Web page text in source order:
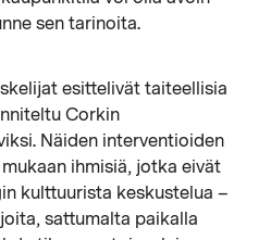
sen tarinoita.
esittelivät taiteellisia
Corkin
Näiden interventioiden
ihmisiä, jotka eivät
kulttuurista keskustelua –
sattumalta paikalla